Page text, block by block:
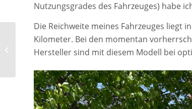
Nutzungsgrades des Fahrzeuges) habe
Die Reichweite meines Fahrzeuges liegt
Kilometer. Bei den momentan
Hersteller sind mit diesem Modell bei
faircheck motiviert
beim ersten faircheck-